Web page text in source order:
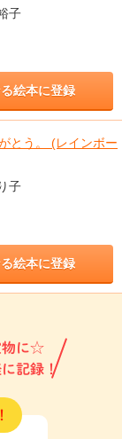
子
絵本に登録
とう。 (レインボー
子
絵本に登録
物に☆
記録！